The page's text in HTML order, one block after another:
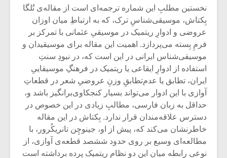
نخستین مطلبِ این شماره ترجمه‌ای است از مقاله‌ی تُلگا
بِکتاش، موسیقی‌شناسِ ترک، که به ارتباطِ میان اوزان
عروضی و ادوارِ ریتمیک در موسیقیِ عثمانی با تمرکز بر
فرمِ بِسته می‌پردازد. اهمیت این مقاله برای موسیقیدان و
موسیقی‌شناس ایرانی در این است که، در نبودِ سنتِ
استفاده از ادوارِ ایقاعی یا ریتمیک در فرهنگِ موسیقاییِ
ایران، تطابق یا عدم‌تطابقِ وزنِ عروضیِ شعر در قطعاتِ
آوازی با این ادوار می‌تواند بسیار کنجکاوی‌برانگیز باشد و،
حداقل به زبان فارسی، مطالبِ زیادی در این خصوص در
دسترس علاقه‌مندان قرار ندارد. بِکتاش در این مقاله
خاطرنشان می‌کند که، پیش از او، جینوچِن تانریکُرور، با
مطالعه‌ای وسیع بر روی حدود ششصد قطعه‌ی آوازی، از
نوعی رابطه میان این دو نظامِ ریتمیک پرده برداشته است